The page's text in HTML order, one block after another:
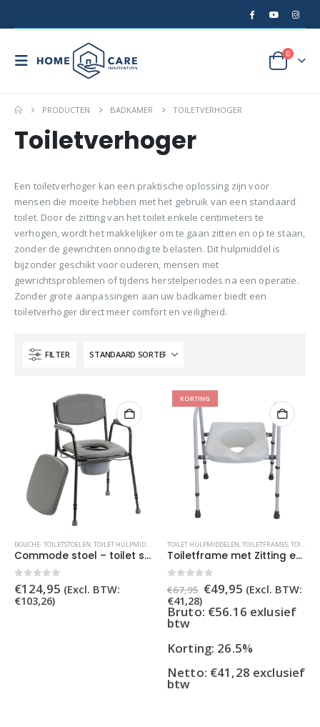
0
PRODUCTEN BADKAMER TOILETVERHOGER
Toiletverhoger
Een toiletverhoger kan een praktische oplossing zijn voor
mensen die moeite hebben met het gebruik van een standaard
toilet. Door de zitting van het toilet enkele centimeters te
verhogen, wordt het makkelijker om te gaan zitten en op te staan,
zonder de gewrichten onnodig te belasten. Dit hulpmiddel is
bijzonder geschikt voor ouderen, mensen met
gewrichtsproblemen of tijdens herstelperiodes na een operatie.
Zonder grote aanpassingen aan uw badkamer biedt een
toiletverhoger direct meer comfort en veiligheid.
FILTER
DOUCHE- TOILETSTOELEN,TOILET HULPMIDDELEN ,TOILETSTOELEN,TOILETVERHOGER
Commode stoel – toilet stoel – 130 kg draaggewicht
0out of 5
€124,95 (Excl. BTW:
€103,26)
KORTING
TOILET HULPMIDDELEN,TOILETFRAMES,TOILETFRAMES EN VERHOGING
Toiletframe met Zitting en Hygi?ne Uitsparing ? Optimaal Comfort en Ondersteuning
out of 5
€67,95 Oorspronkelijke
prijs
was:
€49,95Huidige
prijs
is:
(Excl. BTW:
€41,28)
Bruto: €56.16 exlusief
btw
Korting: 26.5%
Netto: €41,28 exclusief
btw